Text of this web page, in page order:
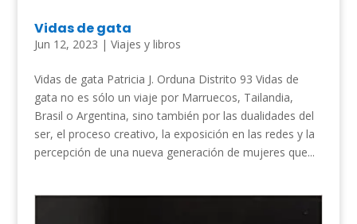
Vidas de gata
Jun 12, 2023 | Viajes y libros
Vidas de gata Patricia J. Orduna Distrito 93 Vidas de
gata no es sólo un viaje por Marruecos, Tailandia,
Brasil o Argentina, sino también por las dualidades del
ser, el proceso creativo, la exposición en las redes y la
percepción de una nueva generación de mujeres que...